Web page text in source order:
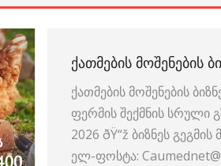
ᲥᲐᲗᲛᲔᲑᲘᲡ ᲛᲝᲨᲔᲜᲔᲑᲘᲡ
ქათმების მოშენების
ფერმის შექმნის სრული
2026 ðŸ“ž ბიზნეს
ელ-ფოსტა: